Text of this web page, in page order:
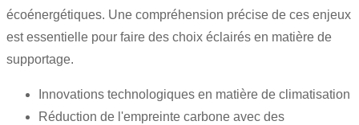
écoénergétiques. Une compréhension précise de ces enjeux
est essentielle pour faire des choix éclairés en matière de
supportage.
Innovations technologiques en matière de climatisation
Réduction de l'empreinte carbone avec des